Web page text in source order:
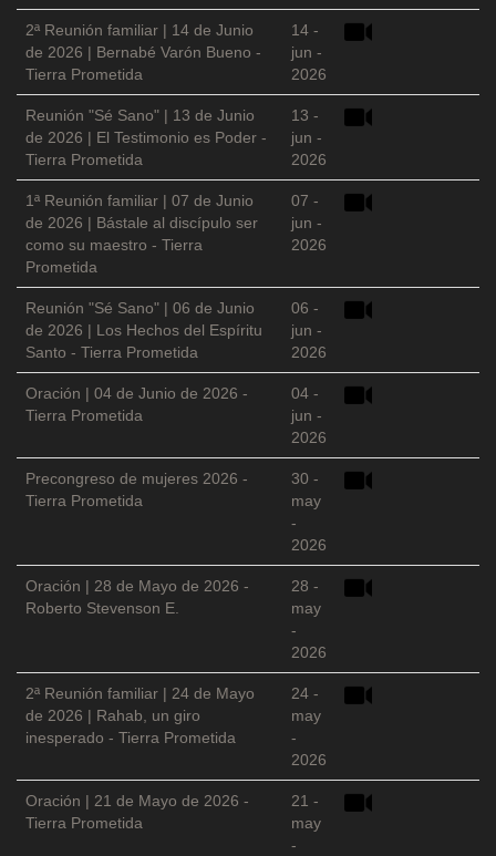
2ª Reunión familiar | 14 de Junio
de 2026 | Bernabé Varón Bueno -
Tierra Prometida
14 -
jun -
2026
Reunión "Sé Sano" | 13 de Junio
de 2026 | El Testimonio es Poder -
Tierra Prometida
13 -
jun -
2026
1ª Reunión familiar | 07 de Junio
de 2026 | Bástale al discípulo ser
como su maestro - Tierra
Prometida
07 -
jun -
2026
Reunión "Sé Sano" | 06 de Junio
de 2026 | Los Hechos del Espíritu
Santo - Tierra Prometida
06 -
jun -
2026
Oración | 04 de Junio de 2026 -
Tierra Prometida
04 -
jun -
2026
Precongreso de mujeres 2026 -
Tierra Prometida
30 -
may
-
2026
Oración | 28 de Mayo de 2026 -
Roberto Stevenson E.
28 -
may
-
2026
2ª Reunión familiar | 24 de Mayo
de 2026 | Rahab, un giro
inesperado - Tierra Prometida
24 -
may
-
2026
Oración | 21 de Mayo de 2026 -
Tierra Prometida
21 -
may
-